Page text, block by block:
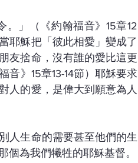
」（《約翰福音》15章12
耶穌把「彼此相愛」變成了
友捨命，沒有誰的愛比這更
》15章13-14節）耶穌要求
人的愛，是偉大到願意為人
人生命的需要甚至他們的生
為我們犧牲的耶穌基督。